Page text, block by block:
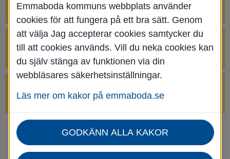
renoveringen av Bjurbäcksbron
Tillfälliga avstängningar på Centrumtorget
v. 25-34
avstängda.
Startsida
Uppleva & göra
Arrangera evenemang i Emmaboda kommun
Emmaboda kommuns webbplats använder
cookies för att fungera på ett bra sätt. Genom
att välja Jag accepterar cookies samtycker du
till att cookies används. Vill du neka cookies kan
du själv stänga av funktionen via din
webbläsares säkerhetsinställningar.
Läs mer om kakor på emmaboda.se
GODKÄNN ALLA KAKOR